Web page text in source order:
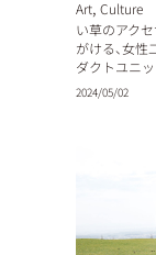
Art, Culture
い草のアク
がける、女性
ダクトユニッ
2024/05/02